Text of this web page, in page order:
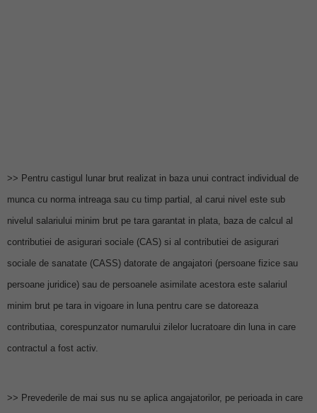
>> Pentru castigul lunar brut realizat in baza unui contract individual de
munca cu norma intreaga sau cu timp partial, al carui nivel este sub
nivelul salariului minim brut pe tara garantat in plata, baza de calcul al
contributiei de asigurari sociale (CAS) si al contributiei de asigurari
sociale de sanatate (CASS) datorate de angajatori (persoane fizice sau
persoane juridice) sau de persoanele asimilate acestora este salariul
minim brut pe tara in vigoare in luna pentru care se datoreaza
contributiaa, corespunzator numarului zilelor lucratoare din luna in care
contractul a fost activ.
>> Prevederile de mai sus nu se aplica angajatorilor, pe perioada in care